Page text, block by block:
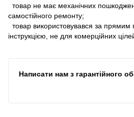
товар не має механічних
самостійного ремонту;
товар використовувався за прямим
інструкцією, не для комерційних
Написати нам з гарантійного